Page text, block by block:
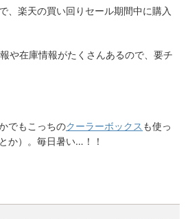
、楽天の買い回りセール期間中に購入
や在庫情報がたくさんあるので、要チ
でもこっちのクーラーボックス も使っ
か）。毎日暑い…！！